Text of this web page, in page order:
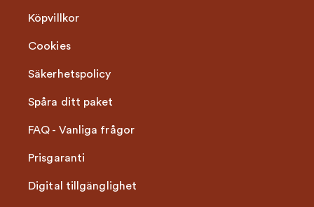
Köpvillkor
Cookies
Säkerhetspolicy
Spåra ditt paket
FAQ - Vanliga frågor
Prisgaranti
Digital tillgänglighet